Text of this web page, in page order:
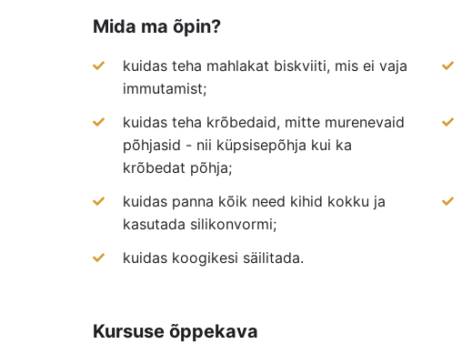
Mida ma õpin?
kuidas teha mahlakat biskviiti, mis ei vaja
immutamist;
kuidas teha krõbedaid, mitte murenevaid
põhjasid - nii küpsisepõhja kui ka
krõbedat põhja;
kuidas panna kõik need kihid kokku ja
kasutada silikonvormi;
kuidas koogikesi säilitada.
Kursuse õppekava